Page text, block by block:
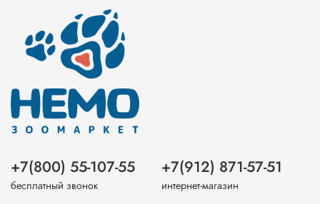
+7(800) 55-107-55
бесплатный звонок
+7(912) 871-57-51
интернет-магазин